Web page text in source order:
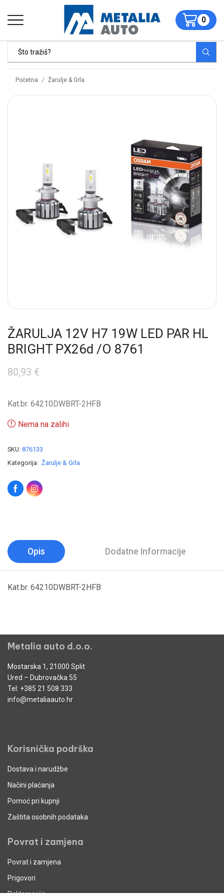
0
Početna / Žarulje & Grla
ŽARULJA 12V H7 19W LED PAR HL
BRIGHT PX26d /O 8761
80,93 €
Kat.br. 64210DWBRT-2HFB
Nema na zalihi
SKU: 876133
Kategorija: Žarulje & Grla
Opis Dodatne Informacije
Kat.br. 64210DWBRT-2HFB
Metalia auto d.o.o.
Mostarska 1, 21000 Split
Ured – Dubrovačka 55
Tel: +385 21 508 333
info@metaliaauto.hr
Korisnička podrška
Dostava i narudžbe
Načini plaćanja
Pomoć pri kupnji
Zaštita osobnih podataka
Povrat i zamjena
Povrat i zamjena
Prigovori
Reklamacije